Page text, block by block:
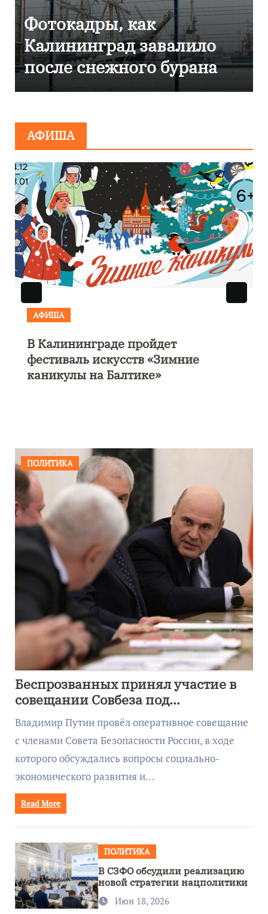
Фоторепортаж как в
Калининграде
эвакуировали ТЦ из-за
сообщения о
АФИША
АФИША
В Калининграде пройдет
фестиваль искусств «Зимние
каникулы на Балтике»
ПОЛИТИКА
Беспрозванных принял участие в
совещании Совбеза под
руководством Путина
Владимир Путин провёл оперативное совещание
с членами Совета Безопасности России, в ходе
которого обсуждались вопросы социально-
экономического развития и…
Read More
ПОЛИТИКА
В СЗФО обсудили реализацию
новой стратегии нацполитики
Июн 18, 2026